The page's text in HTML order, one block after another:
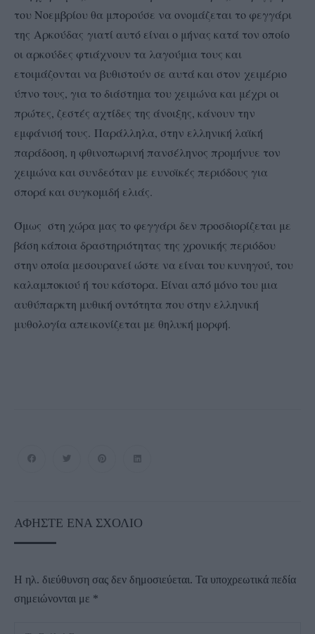
του Νοεμβρίου θα μπορούσε να ονομάζεται το φεγγάρι
της Αρκούδας γιατί αυτό είναι ο μήνας κατά τον οποίο
οι αρκούδες φτιάχνουν τα λαγούμια τους και
ετοιμάζονται να βυθιστούν σε αυτά και στον χειμέριο
ύπνο τους, για το διάστημα του χειμώνα και μέχρι οι
πρώτες, ζεστές αχτίδες της άνοιξης, κάνουν την
εμφάνισή τους. Παράλληλα, στην ελληνική λαϊκή
παράδοση, η φθινοπωρινή πανσέληνος προμήνυε τον
χειμώνα και συνδεόταν με ευνοϊκές περιόδους για
σπορά και συγκομιδή ελιάς.
Όμως στη χώρα μας το φεγγάρι δεν προσδιορίζεται με
βάση κάποια δραστηριότητας της χρονικής περιόδου
στην οποία μεσουρανεί ώστε να είναι του κυνηγού, του
καλαμποκιού ή του κάστορα. Είναι από μόνο του μια
αυθύπαρκτη μυθική οντότητα που στην ελληνική
μυθολογία απεικονίζεται με θηλυκή μορφή.
ΑΦΉΣΤΕ ΈΝΑ ΣΧΌΛΙΟ
Η ηλ. διεύθυνση σας δεν δημοσιεύεται. Τα υποχρεωτικά πεδία
σημειώνονται με *